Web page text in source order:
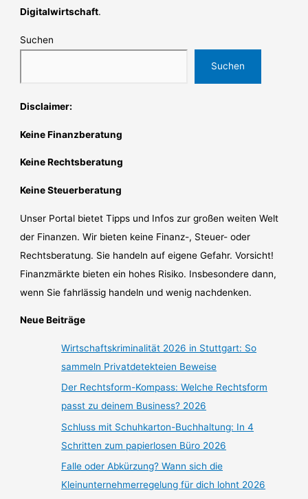
Digitalwirtschaft.
Suchen
Suchen
Disclaimer:
Keine Finanzberatung
Keine Rechtsberatung
Keine Steuerberatung
Unser Portal bietet Tipps und Infos zur großen weiten Welt
der Finanzen. Wir bieten keine Finanz-, Steuer- oder
Rechtsberatung. Sie handeln auf eigene Gefahr. Vorsicht!
Finanzmärkte bieten ein hohes Risiko. Insbesondere dann,
wenn Sie fahrlässig handeln und wenig nachdenken.
Neue Beiträge
Wirtschaftskriminalität 2026 in Stuttgart: So
sammeln Privatdetekteien Beweise
Der Rechtsform-Kompass: Welche Rechtsform
passt zu deinem Business? 2026
Schluss mit Schuhkarton-Buchhaltung: In 4
Schritten zum papierlosen Büro 2026
Falle oder Abkürzung? Wann sich die
Kleinunternehmerregelung für dich lohnt 2026